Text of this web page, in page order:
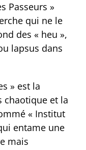
Passeurs »
qui ne le
des « heu »,
lapsus dans
» est la
chaotique et la
« Institut
entame une
mais